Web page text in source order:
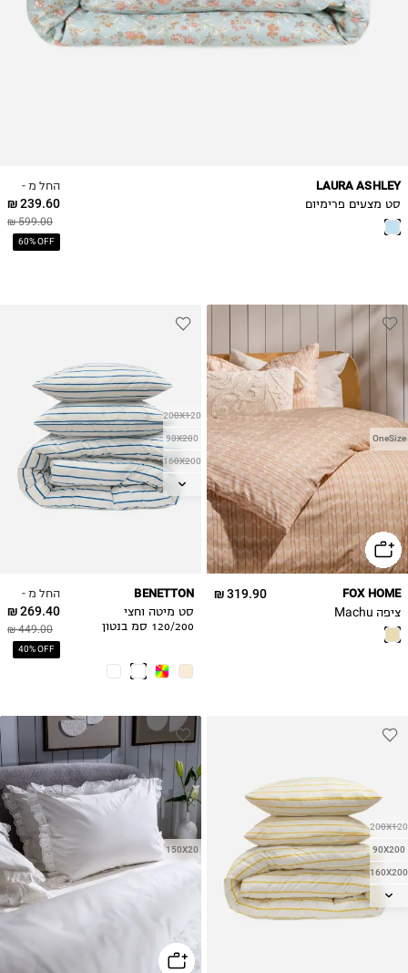
החל מ -
239.60 ₪
599.00 ₪
60% OFF
LAURA ASHLEY
סט מצעים פרימיום
OneSize
319.90 ₪ FOX HOME
ציפה Machu
200X120
90X200
160X200
200X140
180X200
החל מ -
269.40 ₪
449.00 ₪
40% OFF
BENETTON
סט מיטה וחצי
120/200 סמ בנטון
200X120
90X200
160X200
200X140
180X200
150X20